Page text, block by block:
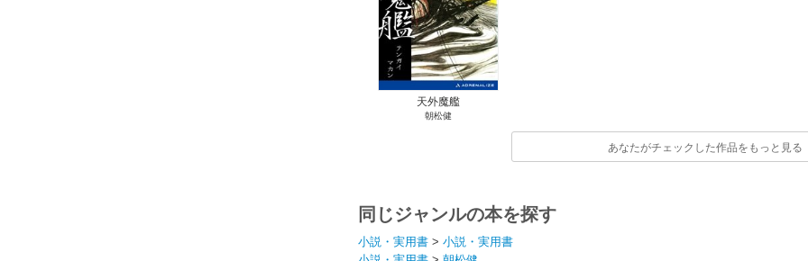
天外魔艦
朝松健
あなたがチェックした作品をもっと見る
同じジャンルの本を探す
小説・実用書 > 小説・実用書